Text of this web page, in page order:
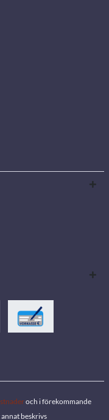
och i förekommande
beskrivs